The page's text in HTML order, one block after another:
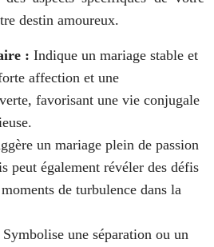
destin amoureux.
: Indique un mariage stable et
affection et une
favorisant une vie conjugale
un mariage plein de passion
peut également révéler des défis
de turbulence dans la
Symbolise une séparation ou un